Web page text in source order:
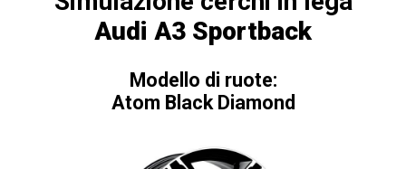
Audi A3 Sportback
Modello di ruote:
Atom Black Diamond